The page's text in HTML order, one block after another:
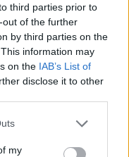
third parties prior to
of the further
by third parties on the
information may
on the IAB’s List of
disclose it to other
one or more Google
You may click to
my
befóliázták a
Yuval Noah
könyveit is fóliázni
az
szerint. Ezek
azt mondta, nem